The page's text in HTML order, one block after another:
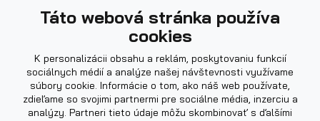
Výpredaj
ilustrační.
Táto webová stránka používa
cookies
K personalizácii obsahu a reklám, poskytovaniu funkcií
sociálnych médií a analýze našej návštevnosti využívame
súbory cookie. Informácie o tom, ako náš web používate,
zdieľame so svojimi partnermi pre sociálne média, inzerciu a
analýzy. Partneri tieto údaje môžu skombinovať s ďalšími